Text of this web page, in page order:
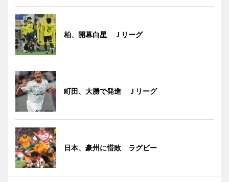
柏、開幕白星 Ｊリーグ
町田、大勝で発進 Ｊリーグ
日本、豪州に惜敗 ラグビー